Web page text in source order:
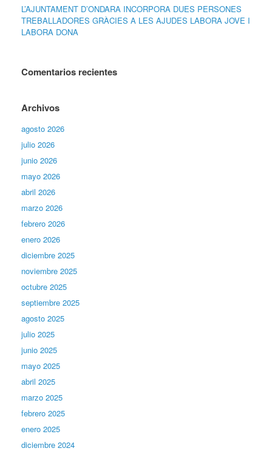
L’AJUNTAMENT D’ONDARA INCORPORA DUES PERSONES
TREBALLADORES GRÀCIES A LES AJUDES LABORA JOVE I
LABORA DONA
Comentarios recientes
Archivos
agosto 2026
julio 2026
junio 2026
mayo 2026
abril 2026
marzo 2026
febrero 2026
enero 2026
diciembre 2025
noviembre 2025
octubre 2025
septiembre 2025
agosto 2025
julio 2025
junio 2025
mayo 2025
abril 2025
marzo 2025
febrero 2025
enero 2025
diciembre 2024